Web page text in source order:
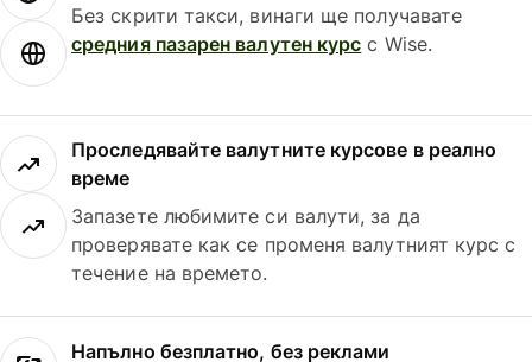
Без скрити такси, винаги ще получавате
средния пазарен валутен курс с Wise.
Проследявайте валутните курсове в реално
време
Запазете любимите си валути, за да
проверявате как се променя валутният курс с
течение на времето.
Напълно безплатно, без реклами